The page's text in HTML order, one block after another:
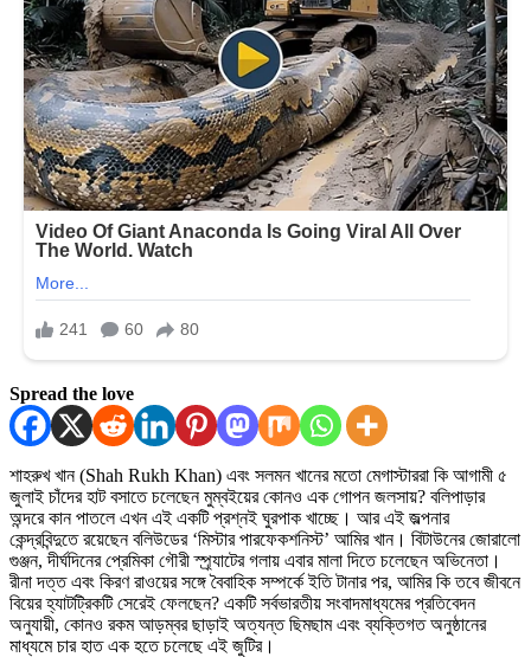
Spread the love
শাহরুখ খান (Shah Rukh Khan) এবং সলমন খানের মতো মেগাস্টাররা কি আগামী ৫
জুলাই চাঁদের হাট বসাতে চলেছেন মুম্বইয়ের কোনও এক গোপন জলসায়? বলিপাড়ার
অন্দরে কান পাতলে এখন এই একটি প্রশ্নই ঘুরপাক খাচ্ছে। আর এই জল্পনার
কেন্দ্রবিন্দুতে রয়েছেন বলিউডের ‘মিস্টার পারফেকশনিস্ট’ আমির খান। বিটাউনের জোরালো
গুঞ্জন, দীর্ঘদিনের প্রেমিকা গৌরী স্প্র্যাটের গলায় এবার মালা দিতে চলেছেন অভিনেতা।
রীনা দত্ত এবং কিরণ রাওয়ের সঙ্গে বৈবাহিক সম্পর্কে ইতি টানার পর, আমির কি তবে জীবনে
বিয়ের হ্যাটট্রিকটি সেরেই ফেলছেন? একটি সর্বভারতীয় সংবাদমাধ্যমের প্রতিবেদন
অনুযায়ী, কোনও রকম আড়ম্বর ছাড়াই অত্যন্ত ছিমছাম এবং ব্যক্তিগত অনুষ্ঠানের
মাধ্যমে চার হাত এক হতে চলেছে এই জুটির।